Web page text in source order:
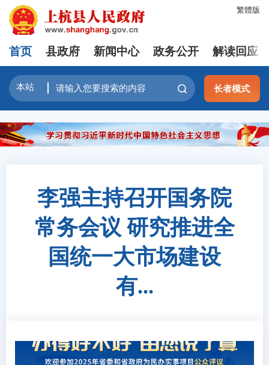
繁體版
首页 县政府 新闻中心 政务公开 解读回应
长者模式
李强主持召开国务院
常务会议 研究推进全
国统一大市场建设
有...